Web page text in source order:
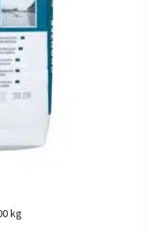
kg